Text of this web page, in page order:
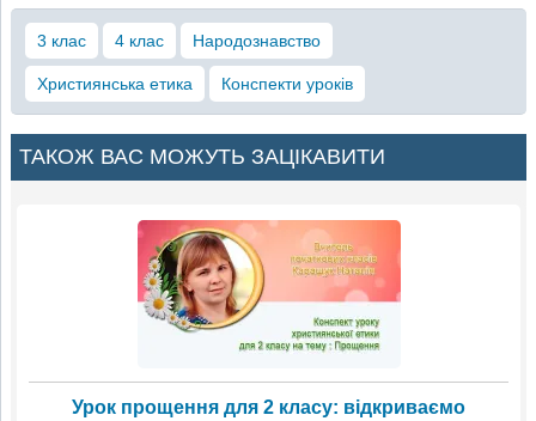
3 клас 4 клас Народознавство
Християнська етика Конспекти уроків
ТАКОЖ ВАС МОЖУТЬ ЗАЦІКАВИТИ
Урок прощення для 2 класу: відкриваємо